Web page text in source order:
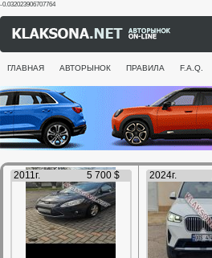
-0.032023906707764
ГЛАВНАЯ АВТОРЫНОК ПРАВИЛА F.A.Q.
2011г. 5 700 $ 2024г.